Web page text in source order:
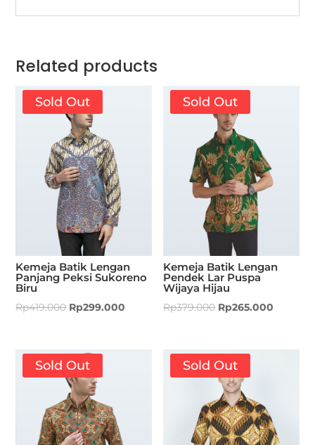
Related products
Sold Out
Kemeja Batik Lengan
Panjang Peksi Sukoreno
Biru
Rp419.000 Rp299.000
Sold Out
Kemeja Batik Lengan
Pendek Lar Puspa
Wijaya Hijau
Rp379.000 Rp265.000
Sold Out Sold Out